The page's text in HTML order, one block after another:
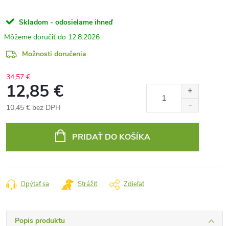
Skladom - odosielame ihneď
12.8.2026
Možnosti doručenia
34,57 €
12,85 €
10,45 € bez DPH
PRIDAŤ DO KOŠÍKA
Opýtať sa Strážiť Zdieľať
Popis produktu